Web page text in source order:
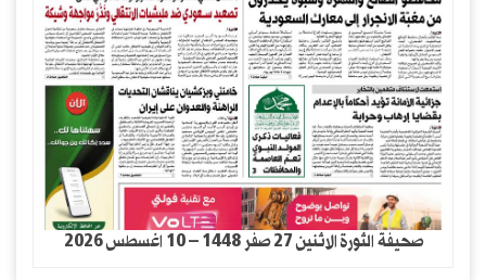
صحيفة الثورة الاثنين 27 صفر 1448 – 10 اغسطس 2026